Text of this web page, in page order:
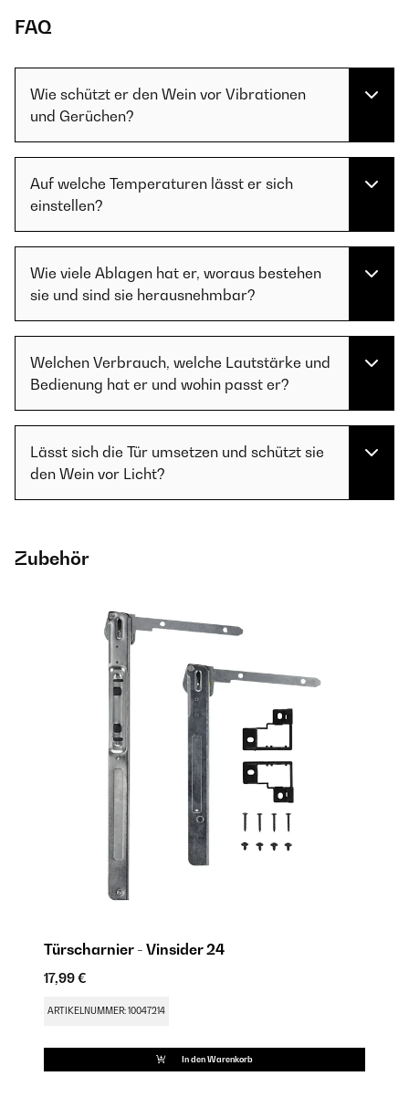
FAQ
Wie schützt er den Wein vor Vibrationen
und Gerüchen?
Auf welche Temperaturen lässt er sich
einstellen?
Wie viele Ablagen hat er, woraus bestehen
sie und sind sie herausnehmbar?
Welchen Verbrauch, welche Lautstärke und
Bedienung hat er und wohin passt er?
Lässt sich die Tür umsetzen und schützt sie
den Wein vor Licht?
Zubehör
Türscharnier - Vinsider 24
17,99 €
ARTIKELNUMMER: 10047214
In den Warenkorb